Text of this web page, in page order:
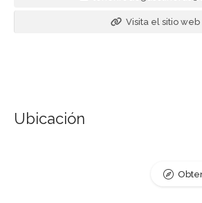
Visita el sitio web
Ubicación